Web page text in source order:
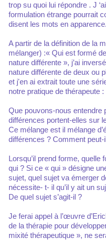
trop su quoi lui répondre . J
formulation étrange pourrait
disent les mots en apparence.
A partir de la définition de la
mélanger) :« Qui est formé
nature différente », j’ai
nature différente de deux ou
et j'en ai extrait toute une
notre pratique de thérapeute
Que pouvons-nous entendre
différences portent-elles sur
Ce mélange est il mélange
différences ? Comment
Lorsqu’il prend forme, quelle
qui ? Si ce « qui » désigne
sujet, quel sujet va émerger
nécessite- t- il qu’il y ait un
De quel sujet s’agit-il ?
Je ferai appel à l’œuvre
de la thérapie pour
mixité thérapeutique », ne